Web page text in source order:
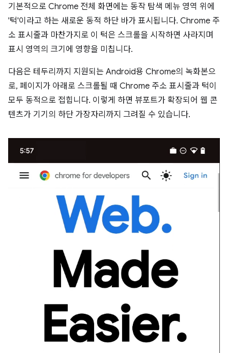
기본적으로 Chrome 전체 화면에는 동작 탐색 메뉴 영역 위에
'턱'이라고 하는 새로운 동적 하단 바가 표시됩니다. Chrome 주
소 표시줄과 마찬가지로 이 턱은 스크롤을 시작하면 사라지며
표시 영역의 크기에 영향을 미칩니다.
다음은 테두리까지 지원되는 Android용 Chrome의 녹화본으
로, 페이지가 아래로 스크롤될 때 Chrome 주소 표시줄과 턱이
모두 동적으로 접힙니다. 이렇게 하면 뷰포트가 확장되어 웹 콘
텐츠가 기기의 하단 가장자리까지 그려질 수 있습니다.